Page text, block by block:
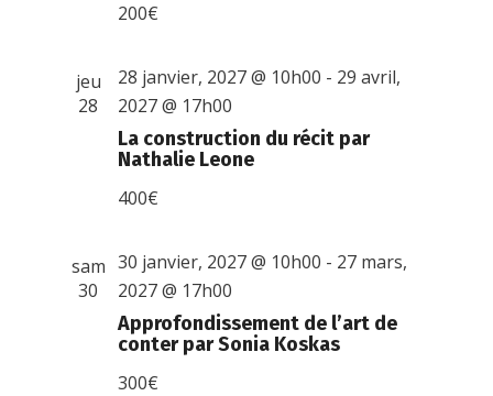
200€
jeu
28
La construction du récit par
Nathalie Leone
28 janvier, 2027 @ 10h00 - 29 avril,
2027 @ 17h00
400€
sam
30
Approfondissement de l’art de
conter par Sonia Koskas
30 janvier, 2027 @ 10h00 - 27 mars,
2027 @ 17h00
300€